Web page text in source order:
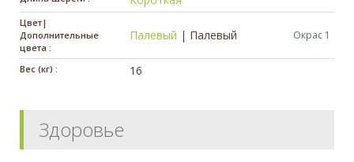
Цвет|
Дополнительные
цвета :
Палевый | Палевый Окрас 1
Вес (кг) : 16
Здоровье